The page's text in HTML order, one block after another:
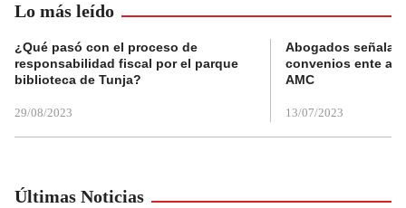
Lo más leído
¿Qué pasó con el proceso de
responsabilidad fiscal por el parque
biblioteca de Tunja?
29/08/2023
Abogados
convenios ente
AMC
13/07/2023
Últimas Noticias